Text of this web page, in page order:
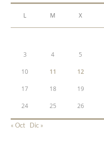
L M X
3 4 5
10 11 12
17 18 19
24 25 26
« Oct Dic »